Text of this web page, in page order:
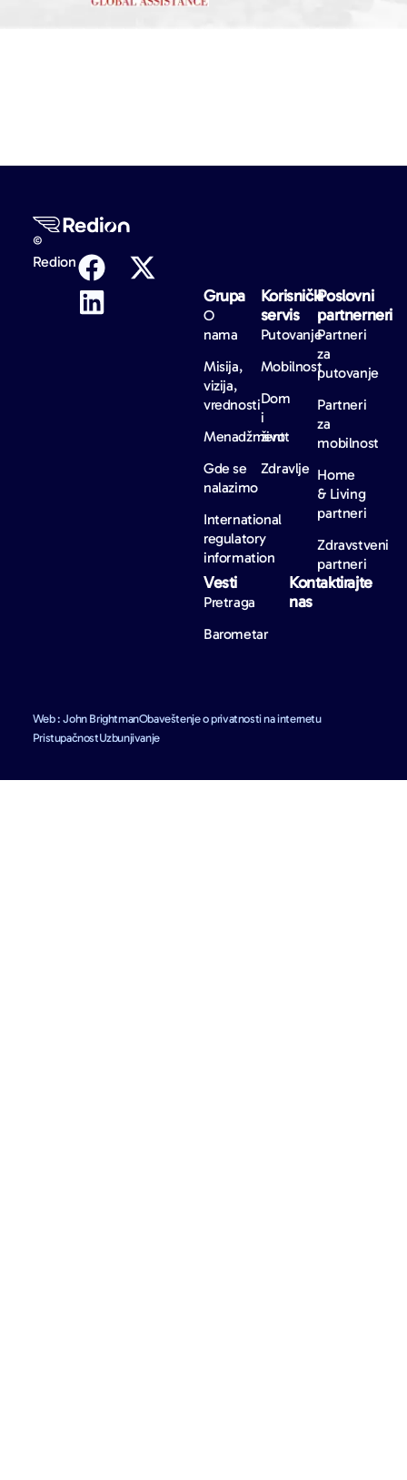
©
Redion
Grupa
O
nama
Misija,
vizija,
vrednosti
Menadžment
Gde se
nalazimo
International
regulatory
information
Korisnički
servis
Putovanje
Mobilnost
Dom
i
život
Zdravlje
Poslovni
partnerneri
Partneri
za
putovanje
Partneri
za
mobilnost
Home
& Living
partneri
Zdravstveni
partneri
Vesti
Pretraga
Barometar
Kontaktirajte
nas
Web : John BrightmanObaveštenje o privatnosti na internetu
PristupačnostUzbunjivanje